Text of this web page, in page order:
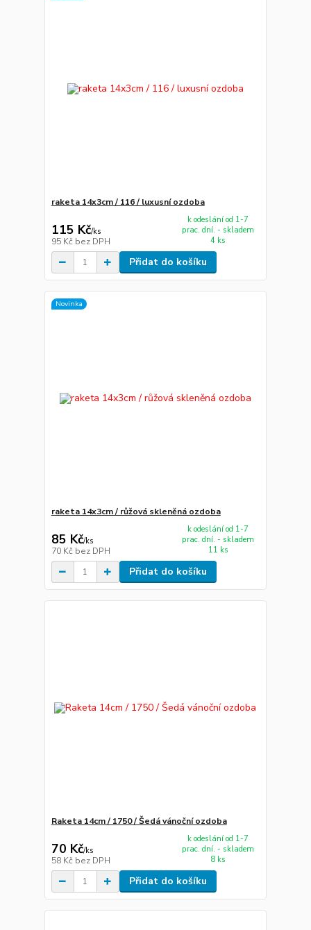
raketa 14x3cm / 116 / luxusní ozdoba
115 Kč/ks
95 Kč bez DPH
k odeslání od 1-7
prac. dní. - skladem
4 ks
Přidat do košíku
Novinka
raketa 14x3cm / růžová skleněná ozdoba
85 Kč/ks
70 Kč bez DPH
k odeslání od 1-7
prac. dní. - skladem
11 ks
Přidat do košíku
Raketa 14cm / 1750 / Šedá vánoční ozdoba
70 Kč/ks
58 Kč bez DPH
k odeslání od 1-7
prac. dní. - skladem
8 ks
Přidat do košíku